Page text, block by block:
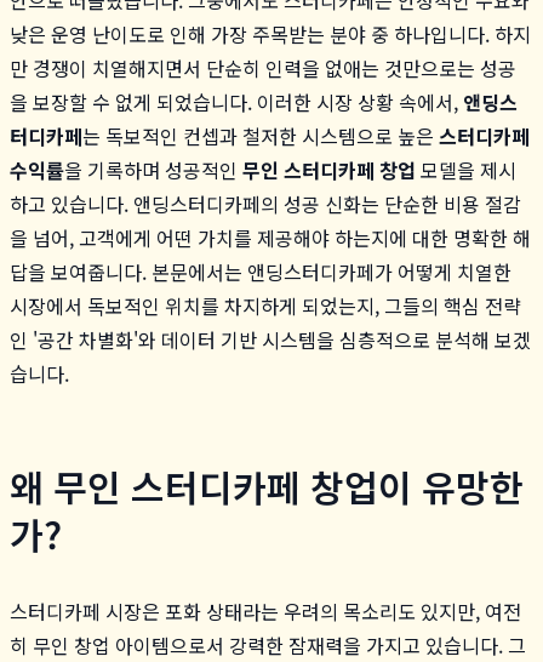
낮은 운영 난이도로 인해 가장 주목받는 분야 중 하나입니다. 하지
만 경쟁이 치열해지면서 단순히 인력을 없애는 것만으로는 성공
을 보장할 수 없게 되었습니다. 이러한 시장 상황 속에서, 앤딩스
터디카페는 독보적인 컨셉과 철저한 시스템으로 높은 스터디카페
수익률을 기록하며 성공적인 무인 스터디카페 창업 모델을 제시
하고 있습니다. 앤딩스터디카페의 성공 신화는 단순한 비용 절감
을 넘어, 고객에게 어떤 가치를 제공해야 하는지에 대한 명확한 해
답을 보여줍니다. 본문에서는 앤딩스터디카페가 어떻게 치열한
시장에서 독보적인 위치를 차지하게 되었는지, 그들의 핵심 전략
인 '공간 차별화'와 데이터 기반 시스템을 심층적으로 분석해 보겠
습니다.
왜 무인 스터디카페 창업이 유망한
가?
스터디카페 시장은 포화 상태라는 우려의 목소리도 있지만, 여전
히 무인 창업 아이템으로서 강력한 잠재력을 가지고 있습니다. 그